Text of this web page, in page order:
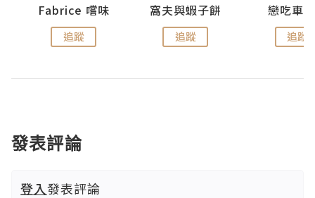
Fabrice 嚐味
追蹤
窩夫與蝦子餅
追蹤
戀吃車
追蹤
發表評論
登入發表評論